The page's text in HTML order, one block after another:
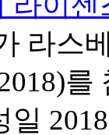
라스
일